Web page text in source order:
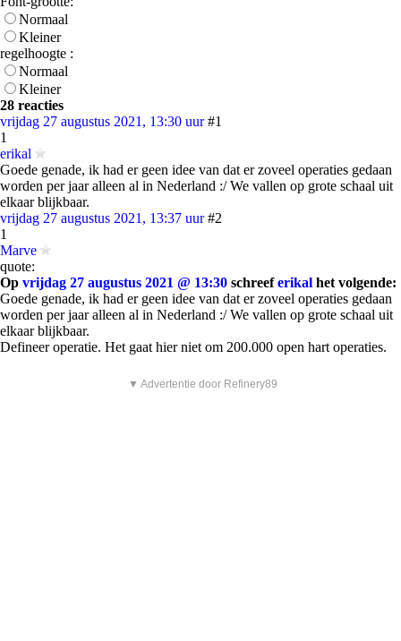
Normaal
Kleiner
regelhoogte :
Normaal
Kleiner
28 reacties
vrijdag 27 augustus 2021, 13:30 uur #1
1
erikal
Goede genade, ik had er geen idee van dat er zoveel operaties gedaan
worden per jaar alleen al in Nederland :/ We vallen op grote schaal uit
elkaar blijkbaar.
vrijdag 27 augustus 2021, 13:37 uur #2
1
Marve
quote:
Op vrijdag 27 augustus 2021 @ 13:30 schreeferikal het volgende:
Goede genade, ik had er geen idee van dat er zoveel operaties gedaan
worden per jaar alleen al in Nederland :/ We vallen op grote schaal uit
elkaar blijkbaar.
Defineer operatie. Het gaat hier niet om 200.000 open hart operaties.
▼ Advertentie door Refinery89